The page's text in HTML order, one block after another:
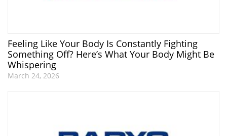
Feeling Like Your Body Is Constantly Fighting
Something Off? Here’s What Your Body Might Be
Whispering
March 24, 2026